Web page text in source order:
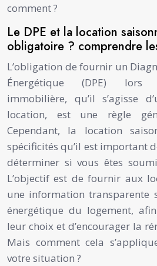
comment ?
Le DPE et la location
obligatoire ? comprendre
L’obligation de fournir un
Énergétique (DPE) lors
immobilière, qu’il s’agisse
location, est une règle
Cependant, la location
spécificités qu’il est important
déterminer si vous êtes
L’objectif est de fournir aux
une information transparente
énergétique du logement,
leur choix et d’encourager la
Mais comment cela
votre situation ?